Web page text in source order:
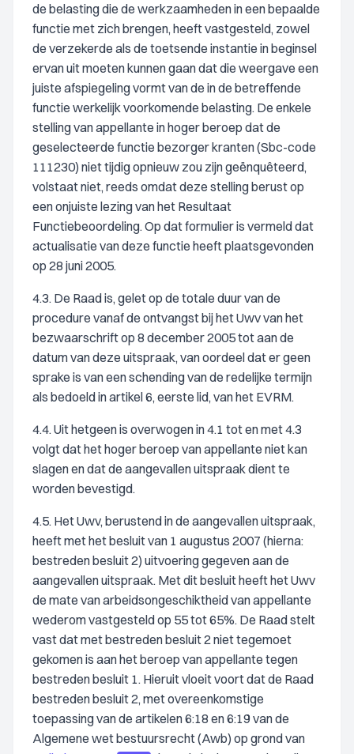
de belasting die de werkzaamheden in een bepaalde
functie met zich brengen, heeft vastgesteld, zowel
de verzekerde als de toetsende instantie in beginsel
ervan uit moeten kunnen gaan dat die weergave een
juiste afspiegeling vormt van de in de betreffende
functie werkelijk voorkomende belasting. De enkele
stelling van appellante in hoger beroep dat de
geselecteerde functie bezorger kranten (Sbc-code
111230) niet tijdig opnieuw zou zijn geënquêteerd,
volstaat niet, reeds omdat deze stelling berust op
een onjuiste lezing van het Resultaat
Functiebeoordeling. Op dat formulier is vermeld dat
actualisatie van deze functie heeft plaatsgevonden
op 28 juni 2005.
4.3. De Raad is, gelet op de totale duur van de
procedure vanaf de ontvangst bij het Uwv van het
bezwaarschrift op 8 december 2005 tot aan de
datum van deze uitspraak, van oordeel dat er geen
sprake is van een schending van de redelijke termijn
als bedoeld in artikel 6, eerste lid, van het EVRM.
4.4. Uit hetgeen is overwogen in 4.1 tot en met 4.3
volgt dat het hoger beroep van appellante niet kan
slagen en dat de aangevallen uitspraak dient te
worden bevestigd.
4.5. Het Uwv, berustend in de aangevallen uitspraak,
heeft met het besluit van 1 augustus 2007 (hierna:
bestreden besluit 2) uitvoering gegeven aan de
aangevallen uitspraak. Met dit besluit heeft het Uwv
de mate van arbeidsongeschiktheid van appellante
wederom vastgesteld op 55 tot 65%. De Raad stelt
vast dat met bestreden besluit 2 niet tegemoet
gekomen is aan het beroep van appellante tegen
bestreden besluit 1. Hieruit vloeit voort dat de Raad
bestreden besluit 2, met overeenkomstige
toepassing van de artikelen 6:18 en 6:19 van de
Algemene wet bestuursrecht (Awb) op grond van